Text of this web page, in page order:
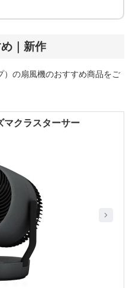
｜新作
）の扇風機のおすすめ商品をご
マクラスターサー